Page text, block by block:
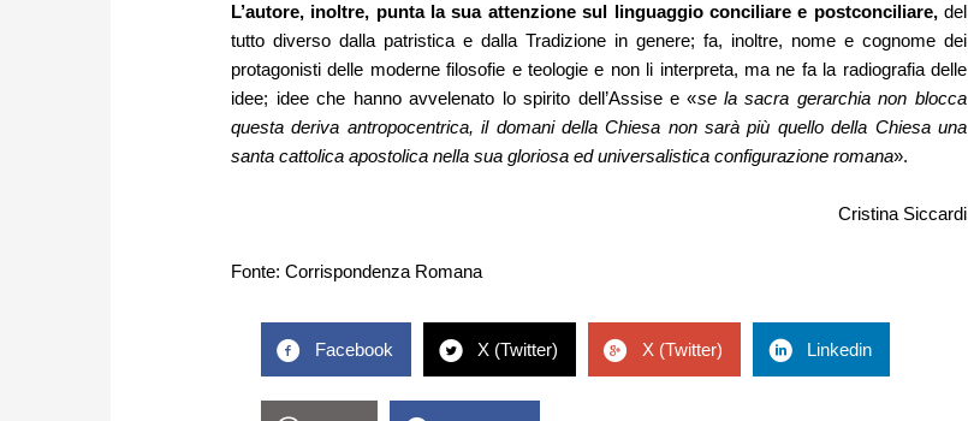
L’autore, inoltre, punta la sua attenzione sul linguaggio conciliare e postconciliare,del
tutto diverso dalla patristica e dalla Tradizione in genere; fa, inoltre, nome e cognome dei
protagonisti delle moderne filosofie e teologie e non li interpreta, ma ne fa la radiografia delle
idee; idee che hanno avvelenato lo spirito dell’Assise e «se la sacra gerarchia non blocca
questa deriva antropocentrica, il domani della Chiesa non sarà più quello della Chiesa una
santa cattolica apostolica nella sua gloriosa ed universalistica configurazione romana».
Cristina Siccardi
Fonte:Corrispondenza Romana
Facebook X (Twitter) X (Twitter) Linkedin